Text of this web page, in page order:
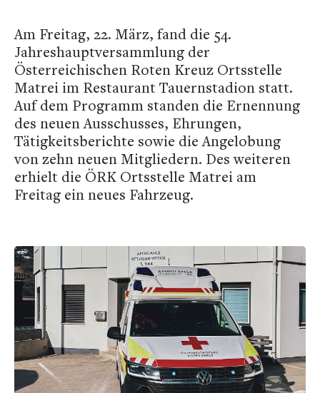
Am Freitag, 22. März, fand die 54.
Jahreshauptversammlung der
Österreichischen Roten Kreuz Ortsstelle
Matrei im Restaurant Tauernstadion statt.
Auf dem Programm standen die Ernennung
des neuen Ausschusses, Ehrungen,
Tätigkeitsberichte sowie die Angelobung
von zehn neuen Mitgliedern. Des weiteren
erhielt die ÖRK Ortsstelle Matrei am
Freitag ein neues Fahrzeug.